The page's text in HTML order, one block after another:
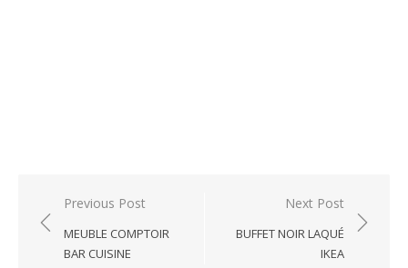
Post
navigation
Previous Post
MEUBLE COMPTOIR
BAR CUISINE
Next Post
BUFFET NOIR LAQUÉ
IKEA